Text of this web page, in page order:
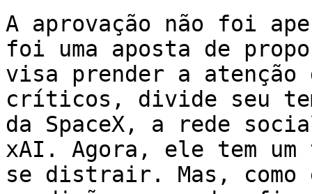
A aprovação não foi
foi uma aposta de
visa prender a atenção
críticos, divide seu
da SpaceX, a rede
xAI. Agora, ele tem
se distrair. Mas, como